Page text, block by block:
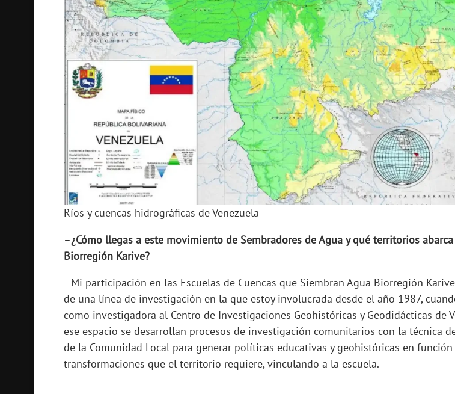
Ríos y cuencas hidrográficas de Venezuela
–¿Cómo llegas a este movimiento de Sembradores de Agua y qué territorios
Biorregión Karive?
–Mi participación en las Escuelas de Cuencas que Siembran Agua Biorregión
de una línea de investigación en la que estoy involucrada desde el año 1987,
como investigadora al Centro de Investigaciones Geohistóricas y Geodidácticas de
ese espacio se desarrollan procesos de investigación comunitarios con la técnica
de la Comunidad Local para generar políticas educativas y geohistóricas en función
transformaciones que el territorio requiere, vinculando a la escuela.